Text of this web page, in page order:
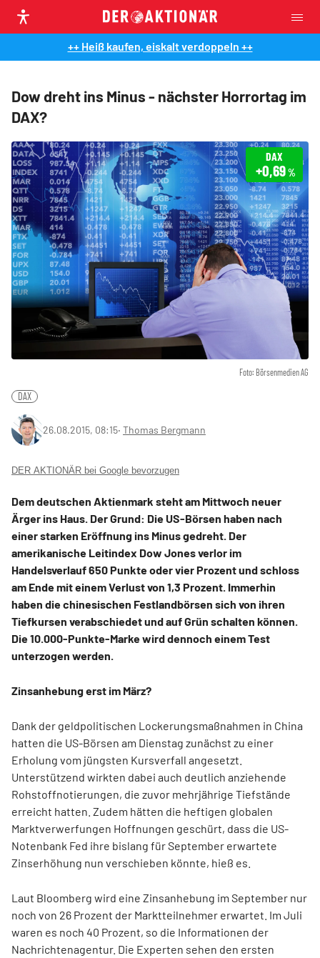
++ Heiß kaufen, eiskalt verdoppeln ++
Dow dreht ins Minus - nächster Horrortag im
DAX?
Foto: Börsenmedien AG
DAX
+0,69%
DAX
26.08.2015, 08:15‧ Thomas Bergmann
DER AKTIONÄR bei Google bevorzugen
Dem deutschen Aktienmark steht am Mittwoch neuer
Ärger ins Haus. Der Grund: Die US-Börsen haben nach
einer starken Eröffnung ins Minus gedreht. Der
amerikanische Leitindex Dow Jones verlor im
Handelsverlauf 650 Punkte oder vier Prozent und schloss
am Ende mit einem Verlust von 1,3 Prozent. Immerhin
haben die chinesischen Festlandbörsen sich von ihren
Tiefkursen verabschiedet und auf Grün schalten können.
Die 10.000-Punkte-Marke wird dennoch einem Test
unterzogen werden.
Zinsanhebung erst im März?
Dank der geldpolitischen Lockerungsmaßnahmen in China
hatten die US-Börsen am Dienstag zunächst zu einer
Erholung vom jüngsten Kursverfall angesetzt.
Unterstützend wirkten dabei auch deutlich anziehende
Rohstoffnotierungen, die zuvor mehrjährige Tiefstände
erreicht hatten. Zudem hätten die heftigen globalen
Marktverwerfungen Hoffnungen geschürt, dass die US-
Notenbank Fed ihre bislang für September erwartete
Zinserhöhung nun verschieben könnte, hieß es.
Laut Bloomberg wird eine Zinsanhebung im September nur
noch von 26 Prozent der Marktteilnehmer erwartet. Im Juli
waren es noch 40 Prozent, so die Informationen der
Nachrichtenagentur. Die Experten sehen den ersten